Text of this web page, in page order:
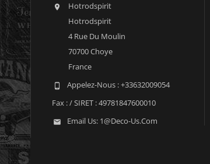

Hotrodspirit
Hotrodspirit
4 Rue Du Moulin
70700 Choye
France
 Appelez-Nous :+33632009054
Fax :/ SIRET : 49781847600010
 Email Us: 1@deco-Us.com